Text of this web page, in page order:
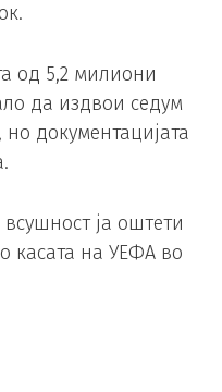
од 5,2 милиони
да издвои седум
документацијата
ја оштети
касата на УЕФА во